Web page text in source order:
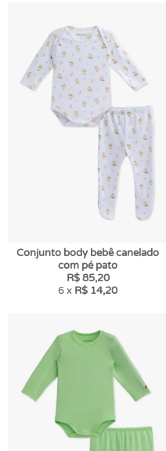
Conjunto body bebê canelado
com pé pato
R$ 85,20
6 x R$ 14,20